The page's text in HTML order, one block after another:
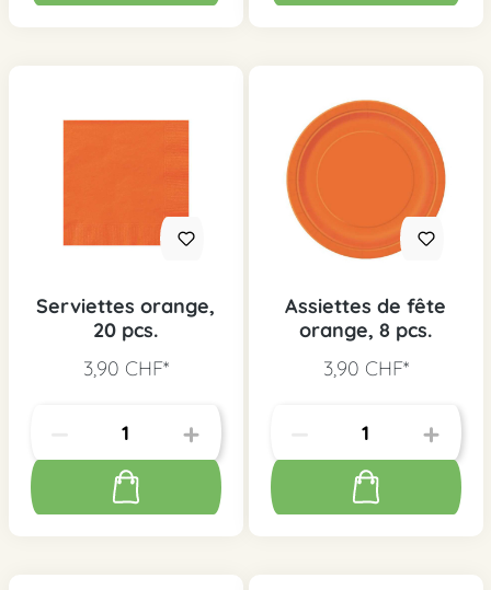
Serviettes orange,
20 pcs.
3,90 CHF*
Assiettes de fête
orange, 8 pcs.
3,90 CHF*